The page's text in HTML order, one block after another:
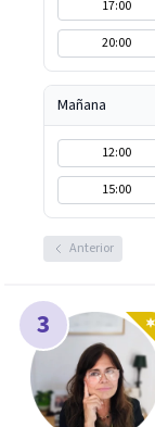
17:00
20:00
Mañana
12:00
15:00
Anterior
3